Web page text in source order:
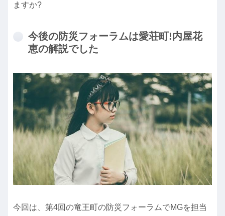
ますか?
今後の防災フォーラムは愛荘町!内屋花
恵の解説でした
今回は、第4回の竜王町の防災フォーラムでMGを担当